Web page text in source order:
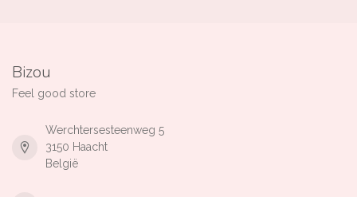
Bizou
Feel good store
Werchtersesteenweg 5
3150 Haacht
België